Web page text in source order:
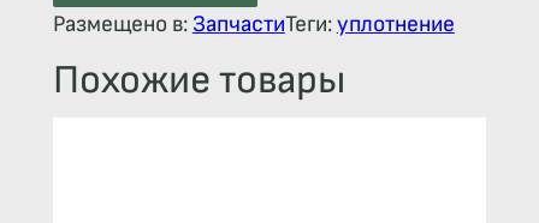
Размещено в: ЗапчастиТеги:уплотнение
Похожие товары